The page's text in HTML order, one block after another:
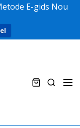
E-gids Nou
S
M